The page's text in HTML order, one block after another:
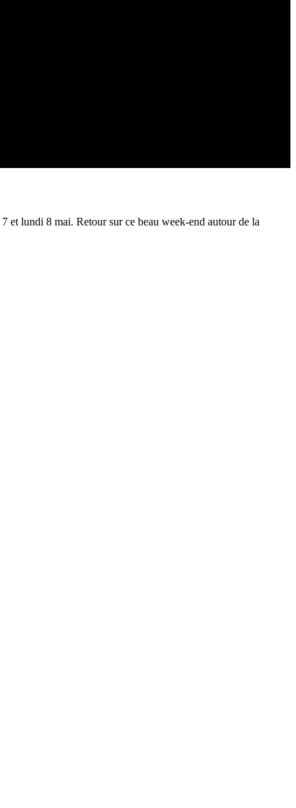
et lundi 8 mai. Retour sur ce beau week-end autour de la